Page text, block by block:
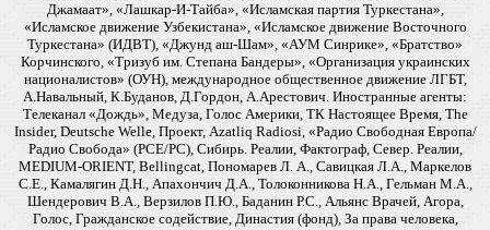
Джамаат», «Лашкар-И-Тайба», «Исламская партия Туркестана»,
«Исламское движение Узбекистана», «Исламское движение Восточного
Туркестана» (ИДВТ), «Джунд аш-Шам», «АУМ Синрике», «Братство»
Корчинского, «Тризуб им. Степана Бандеры», «Организация украинских
националистов» (ОУН), международное общественное движение ЛГБТ,
А.Навальный, К.Буданов, Д.Гордон, А.Арестович. Иностранные агенты:
Телеканал «Дождь», Медуза, Голос Америки, ТК Настоящее Время, The
Insider, Deutsche Welle, Проект, Azatliq Radiosi, «Радио Свободная Европа/
Радио Свобода» (PCE/PC), Сибирь. Реалии, Фактограф, Север. Реалии,
MEDIUM-ORIENT, Bellingcat, Пономарев Л. А., Савицкая Л.А., Маркелов
С.Е., Камалягин Д.Н., Апахончич Д.А., Толоконникова Н.А., Гельман М.А.,
Шендерович В.А., Верзилов П.Ю., Баданин Р.С., Альянс Врачей, Агора,
Голос, Гражданское содействие, Династия (фонд), За права человека,